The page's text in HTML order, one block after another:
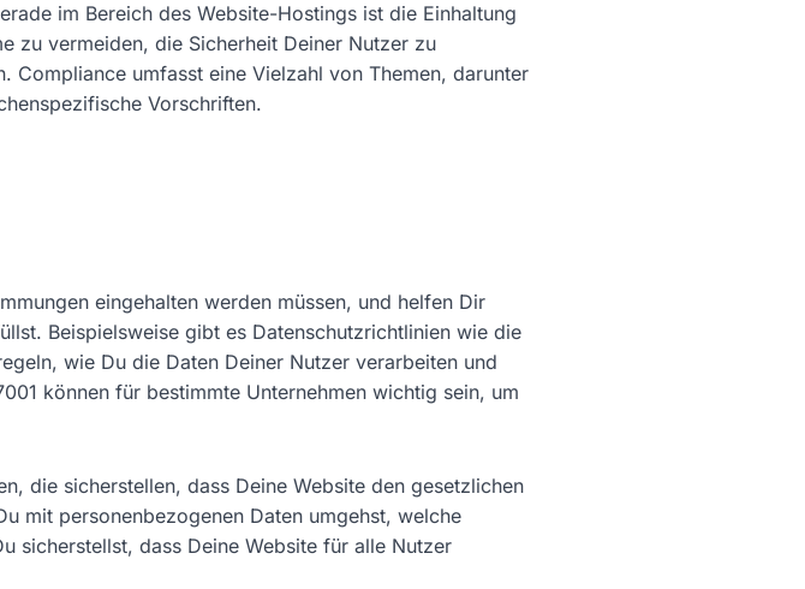
im Bereich des Website-Hostings ist die Einhaltung
zu vermeiden, die Sicherheit Deiner Nutzer zu
Compliance umfasst eine Vielzahl von Themen, darunter
Vorschriften.
eingehalten werden müssen, und helfen Dir
Beispielsweise gibt es Datenschutzrichtlinien wie die
wie Du die Daten Deiner Nutzer verarbeiten und
können für bestimmte Unternehmen wichtig sein, um
die sicherstellen, dass Deine Website den gesetzlichen
mit personenbezogenen Daten umgehst, welche
sicherstellst, dass Deine Website für alle Nutzer